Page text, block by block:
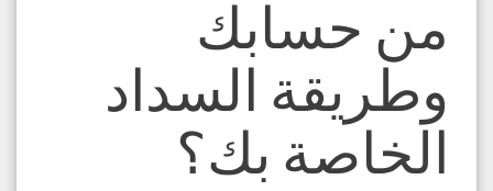
من حسابك
وطريقة السداد
الخاصة بك؟